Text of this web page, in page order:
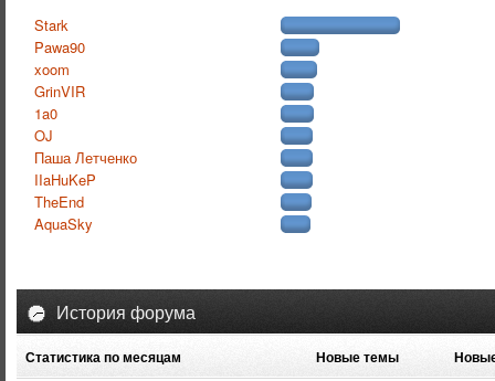
Stark
Pawa90
xoom
GrinVIR
1a0
OJ
Паша Летченко
IIaHuKeP
TheEnd
AquaSky
История форума
Статистика по месяцам Новые темы